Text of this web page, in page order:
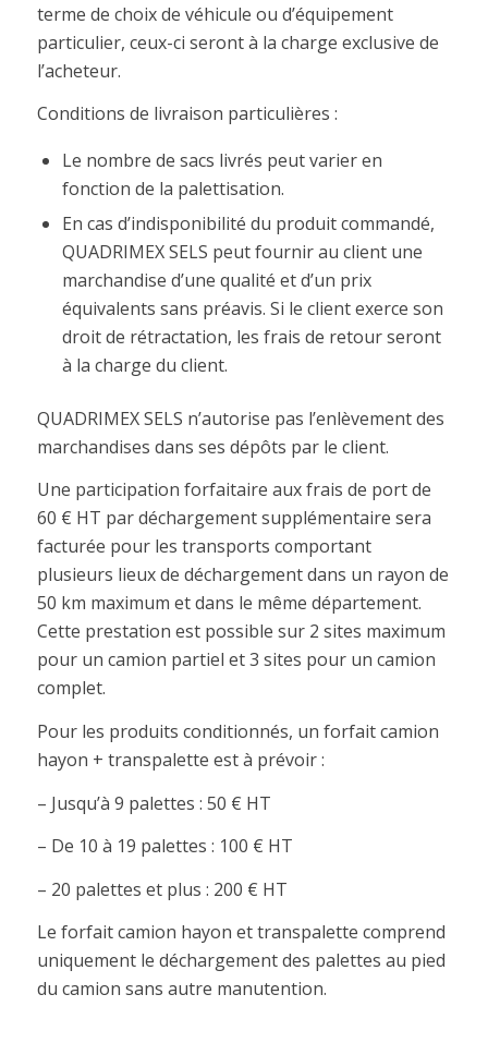
terme de choix de véhicule ou d’équipement
particulier, ceux-ci seront à la charge exclusive de
l’acheteur.
Conditions de livraison particulières :
Le nombre de sacs livrés peut varier en
fonction de la palettisation.
En cas d’indisponibilité du produit commandé,
QUADRIMEX SELS peut fournir au client une
marchandise d’une qualité et d’un prix
équivalents sans préavis. Si le client exerce son
droit de rétractation, les frais de retour seront
à la charge du client.
QUADRIMEX SELS n’autorise pas l’enlèvement des
marchandises dans ses dépôts par le client.
Une participation forfaitaire aux frais de port de
60 € HT par déchargement supplémentaire sera
facturée pour les transports comportant
plusieurs lieux de déchargement dans un rayon de
50 km maximum et dans le même département.
Cette prestation est possible sur 2 sites maximum
pour un camion partiel et 3 sites pour un camion
complet.
Pour les produits conditionnés, un forfait camion
hayon + transpalette est à prévoir :
– Jusqu’à 9 palettes : 50 € HT
– De 10 à 19 palettes : 100 € HT
– 20 palettes et plus : 200 € HT
Le forfait camion hayon et transpalette comprend
uniquement le déchargement des palettes au pied
du camion sans autre manutention.